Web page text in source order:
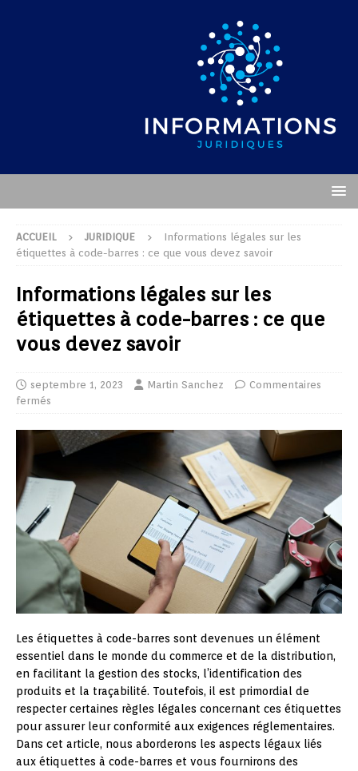
ACCUEIL JURIDIQUE
Informations légales sur les
étiquettes à code-barres : ce que vous devez savoir
Informations légales sur les
étiquettes à code-barres : ce que
vous devez savoir
septembre 1, 2023 Martin Sanchez
Commentaires
fermés
Les étiquettes à code-barres sont devenues un élément
essentiel dans le monde du commerce et de la distribution,
en facilitant la gestion des stocks, l’identification des
produits et la traçabilité. Toutefois, il est primordial de
respecter certaines règles légales concernant ces étiquettes
pour assurer leur conformité aux exigences réglementaires.
Dans cet article, nous aborderons les aspects légaux liés
aux étiquettes à code-barres et vous fournirons des